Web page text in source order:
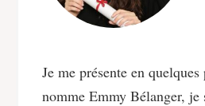
Je me présente en quelques
nomme Emmy Bélanger, je